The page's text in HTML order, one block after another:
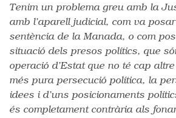
Tenim un problema greu amb la
amb l’aparell judicial, com va
sentència de la Manada, o com
situació dels presos polítics, que
operació d’Estat que no té cap
més pura persecució política, la
idees i d’uns posicionaments
és completament contrària als